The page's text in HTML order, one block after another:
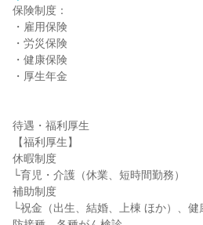
保険制度：
・雇用保険
・労災保険
・健康保険
・厚生年金
待遇・福利厚生
【福利厚生】
休暇制度
└育児・介護（休業、短時間勤務）
補助制度
└祝金（出生、結婚、上棟 ほか）、